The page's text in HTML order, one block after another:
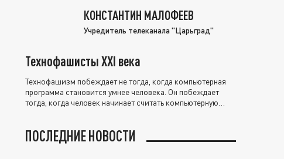
КОНСТАНТИН МАЛОФЕЕВ
Учредитель телеканала "Царьград"
Технофашисты XXI века
Технофашизм побеждает не тогда, когда компьютерная
программа становится умнее человека. Он побеждает
тогда, когда человек начинает считать компьютерную
ПОСЛЕДНИЕ НОВОСТИ